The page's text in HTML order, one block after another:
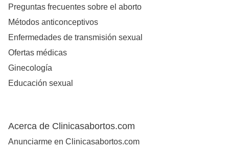
Preguntas frecuentes sobre el aborto
Métodos anticonceptivos
Enfermedades de transmisión sexual
Ofertas médicas
Ginecología
Educación sexual
Acerca de Clinicasabortos.com
Anunciarme en Clinicasabortos.com